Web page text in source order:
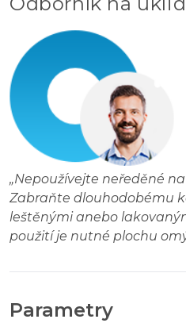
„Nepoužívejte neředěné
Zabraňte dlouhodobému
leštěnými anebo
použití je nutné plochu
Parametry